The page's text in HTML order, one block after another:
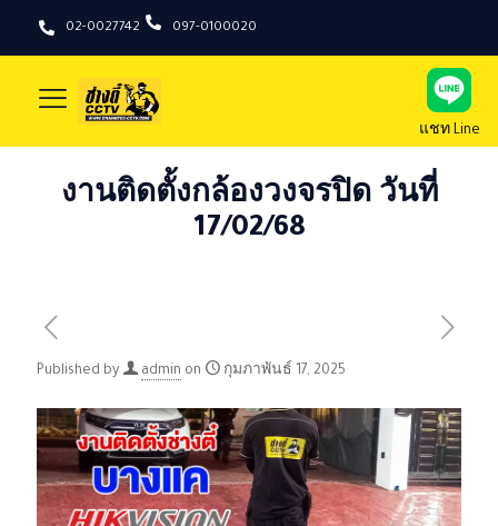
02-0027742 097-0100020
แชท Line
งานติดตั้งกล้องวงจรปิด วันที่
17/02/68
Published by admin on กุมภาพันธ์ 17, 2025